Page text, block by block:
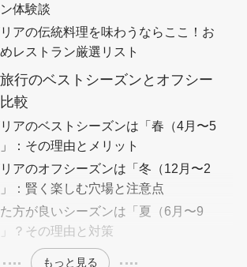
ン体験談
アの伝統料理を味わうならここ！お
レストラン厳選リスト
行のベストシーズンとオフシー
較
アのベストシーズンは「春（4月〜5
：その理由とメリット
アのオフシーズンは「冬（12月〜2
：賢く楽しむ穴場と注意点
方が良いシーズンは「夏（6月〜9
？その理由と対策
もっと見る